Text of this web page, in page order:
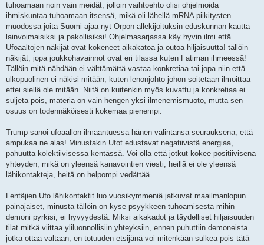
tuhoamaan noin vain meidät, jolloin vaihtoehto olisi ohjelmoida
ihmiskuntaa tuhoamaan itsensä, mikä oli lähellä mRNA piikitysten
muodossa joita Suomi ajaa nyt Orpon allekijoituksin eduskunnan kautta
lainvoimaisiksi ja pakollisiksi! Ohjelmasarjassa käy hyvin ilmi että
Ufoaaltojen näkijät ovat kokeneet aikakatoa ja outoa hiljaisuutta! tällöin
näkijät, jopa joukkohavainnot ovat eri tilassa kuten Fatiman ihmeessä!
Tällöin mitä nähdään ei välttämättä vastaa konkretiaa tai jopa niin että
ulkopuolinen ei näkisi mitään, kuten lenonjohto johon soitetaan ilmoittaa
ettei siellä ole mitään. Niitä on kuitenkin myös kuvattu ja konkretiaa ei
suljeta pois, materia on vain hengen yksi ilmenemismuoto, mutta sen
osuus on todennäköisesti kokemaa pienempi.
Trump sanoi ufoaallon ilmaantuessa hänen valintansa seurauksena, että
ampukaa ne alas! Minustakin Ufot edustavat negatiivistä energiaa,
pahuutta kolektiivisessa kentässä. Voi olla että jotkut kokee positiivisena
yhteyden, mikä on yleensä kanavointien viesti, heillä ei ole yleensä
lähikontakteja, heitä on helpompi vedättää.
Lentäjien Ufo lähikontaktit luo vuosikymmeniä jatkuvat maailmanlopun
painajaiset, minusta tällöin on kyse psyykkeen tuhoamisesta mihin
demoni pyrkisi, ei hyvyydestä. Miksi aikakadot ja täydelliset hiljaisuuden
tilat mitkä viittaa yliluonnollisiin yhteyksiin, ennen puhuttiin demoneista
jotka ottaa valtaan, en totuuden etsijänä voi mitenkään sulkea pois tätä